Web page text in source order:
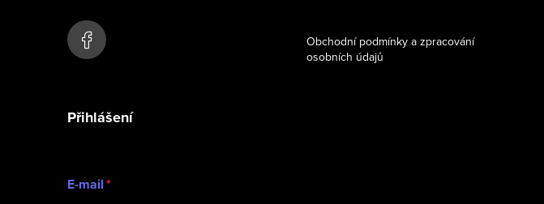
Obchodní podmínky a zpracování
osobních údajů
Přihlášení
E-mail